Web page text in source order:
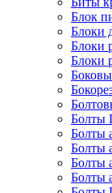
Блок
Блоки
Блоки
Блоки
Болты
Болты
Болты
Болты
Болты